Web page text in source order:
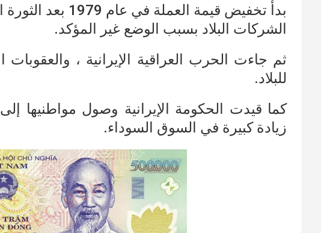
بدأ تخفيض قيمة
الشركات البلاد بسبب الوضع غير المؤكد.
ثم جاءت الحرب العراقية الإيرانية ، والعقوبات
للبلاد.
كما قيدت الحكومة الإيرانية وصول مواطنيها
زيادة كبيرة في السوق السوداء.